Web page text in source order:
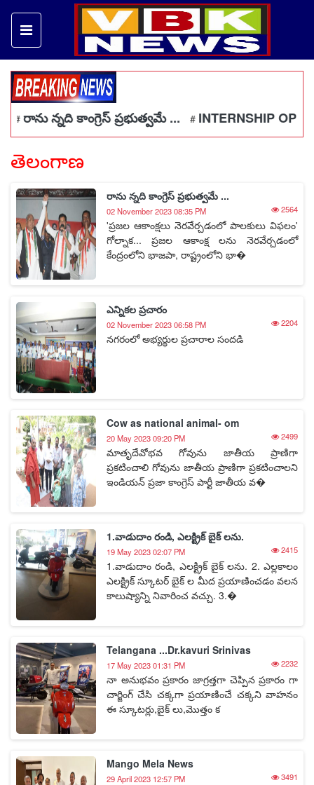
రాను న్నది కాంగ్రెస్ ప్రభుత్వమే ... # INTERNSHIP
తెలంగాణ
రాను న్నది కాంగ్రెస్ ప్రభుత్వమే ...
02 November 2023 08:35 PM 2564
'ప్రజల ఆకాంక్షలు నెరవేర్చడంలో పాలకులు విఫలం'
గోల్నాక... ప్రజల ఆకాంక్ష లను నెరవేర్చడంలో
కేంద్రంలోని భాజపా, రాష్ట్రంలోని భా�
ఎన్నికల ప్రచారం
02 November 2023 06:58 PM 2204
నగరంలో అభ్యర్థుల ప్రచారాల సందడి
Cow as national animal- om
20 May 2023 09:20 PM 2499
మాతృదేవోభవ గోవును జాతీయ ప్రాణిగా
ప్రకటించాలి గోవును జాతీయ ప్రాణిగా ప్రకటించాలని
ఇండియన్ ప్రజా కాంగ్రెస్ పార్టీ జాతీయ వ�
1.వాడుదాం రండి, ఎలక్ట్రిక్ బైక్ లను.
19 May 2023 02:07 PM 2415
1.వాడుదాం రండి, ఎలక్ట్రిక్ బైక్ లను. 2. ఎల్లకాలం
ఎలక్ట్రిక్ స్కూటర్ బైక్ ల మీద ప్రయాణించడం వలన
కాలుష్యాన్ని నివారించ వచ్చు. 3.�
Telangana ...Dr.kavuri Srinivas
17 May 2023 01:31 PM 2232
నా అనుభవం ప్రకారం జాగ్రత్తగా చెప్పిన ప్రకారం గా
చార్జింగ్ చేసి చక్కగా ప్రయాణించే చక్కని వాహనం
ఈ స్కూటర్లు,బైక్ లు,మొత్తం క
Mango Mela News
29 April 2023 12:57 PM 3491